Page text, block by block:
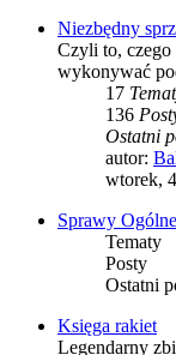
Niezbędny
Czyli to, czego
wykonywać
17
136
Ostatni
autor:
wtorek,
Sprawy Ogólne
Tematy
Posty
Ostatni
Księga rakiet
Legendarny